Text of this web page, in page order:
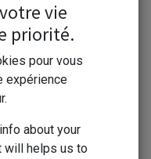
vie
priorité.
pour vous
expérience
about your
will helps us to